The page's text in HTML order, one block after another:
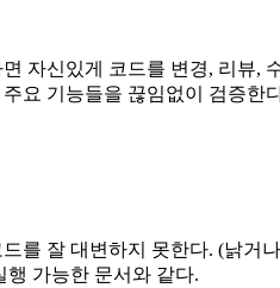
자신있게 코드를 변경, 리뷰,
요 기능들을 끊임없이 검증한
를 잘 대변하지 못한다. (낡거
행 가능한 문서와 같다.